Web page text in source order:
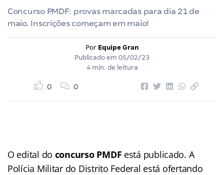
Concurso PMDF: provas marcadas para dia 21 de
maio. Inscrições começam em maio!
Por Equipe Gran
Publicado em 05/02/23
4 min. de leitura
0 0
O edital do concurso PMDF está publicado. A
Polícia Militar do Distrito Federal está ofertando